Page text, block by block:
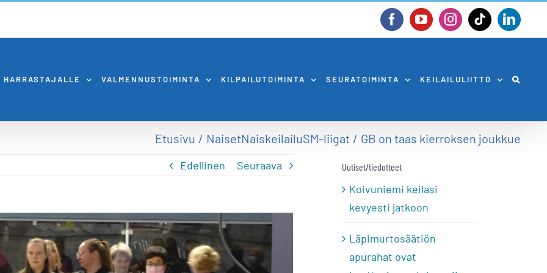
FacebookYouTubeInstagram
Tiktok
HARRASTAJALLE VALMENNUSTOIMINTA KILPAILUTOIMINTA SEURATOIMINTA KEILAILULIITTO
Etusivu NaisetNaiskeilailuSM-liigat GB on taas kierroksen joukkue
Edellinen Seuraava Uutiset/tiedotteet
Koivuniemi keilasi
kevyesti jatkoon
Läpimurtosäätiön
apurahat ovat